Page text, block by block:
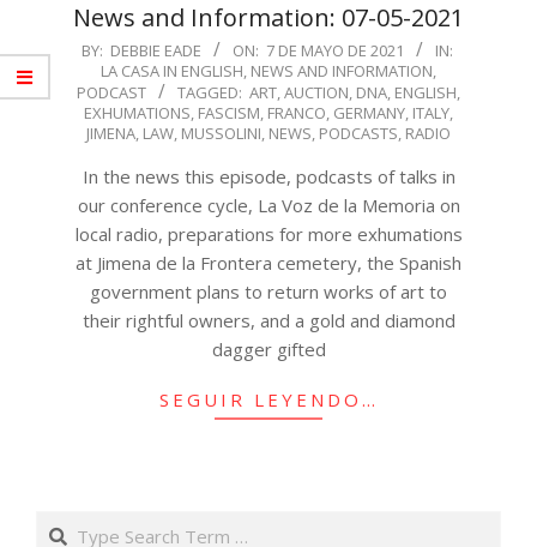
News and Information: 07-05-2021
2021-
07
BY: DEBBIE EADE ON: 7 DE MAYO DE 2021
IN:
LA CASA IN ENGLISH, NEWS AND INFORMATION,
PODCAST
TAGGED: ART,AUCTION, DNA, ENGLISH,
EXHUMATIONS, FASCISM, FRANCO, GERMANY, ITALY,
JIMENA, LAW, MUSSOLINI, NEWS, PODCASTS, RADIO
In the news this episode, podcasts of talks in
our conference cycle, La Voz de la Memoria on
local radio, preparations for more exhumations
at Jimena de la Frontera cemetery, the Spanish
government plans to return works of art to
their rightful owners, and a gold and diamond
dagger gifted
SEGUIR LEYENDO…
Search